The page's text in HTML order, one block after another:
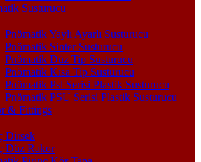
Susturucu
Pnömatik Yaylı Ayarlı Susturucu
Pnömatik Sinter Susturucu
Pnömatik Düz Tip Susturucu
Pnömatik Kısa Tip Susturucu
Pnömatik Psl Serisi Plastik Susturucu
Pnömatik PSU Serisi Plastik Susturucu
& Fittings
Dirsek
Düz Rakor